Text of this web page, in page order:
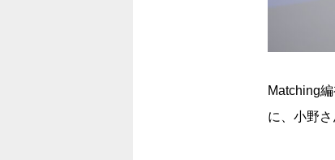
Matching
に、小野